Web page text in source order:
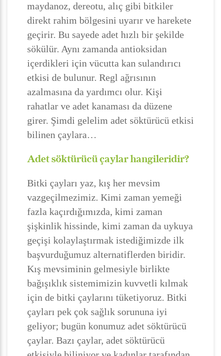
maydanoz, dereotu, alıç gibi bitkiler
direkt rahim bölgesini uyarır ve harekete
geçirir. Bu sayede adet hızlı bir şekilde
sökülür. Aynı zamanda antioksidan
içerdikleri için vücutta kan sulandırıcı
etkisi de bulunur. Regl ağrısının
azalmasına da yardımcı olur. Kişi
rahatlar ve adet kanaması da düzene
girer. Şimdi gelelim adet söktürücü etkisi
bilinen çaylara…
Adet söktürücü çaylar hangileridir?
Bitki çayları yaz, kış her mevsim
vazgeçilmezimiz. Kimi zaman yemeği
fazla kaçırdığımızda, kimi zaman
şişkinlik hissinde, kimi zaman da uykuya
geçişi kolaylaştırmak istediğimizde ilk
başvurduğumuz alternatiflerden biridir.
Kış mevsiminin gelmesiyle birlikte
bağışıklık sistemimizin kuvvetli kılmak
için de bitki çaylarını tüketiyoruz. Bitki
çayları pek çok sağlık sorununa iyi
geliyor; bugün konumuz adet söktürücü
çaylar. Bazı çaylar, adet söktürücü